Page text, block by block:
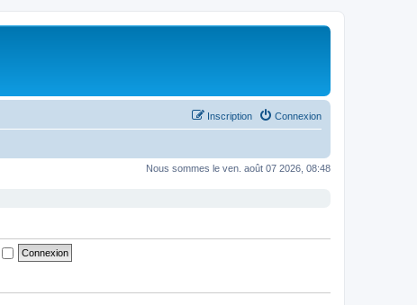
Connexion
Inscription
Nous sommes le ven. août 07 2026, 08:48